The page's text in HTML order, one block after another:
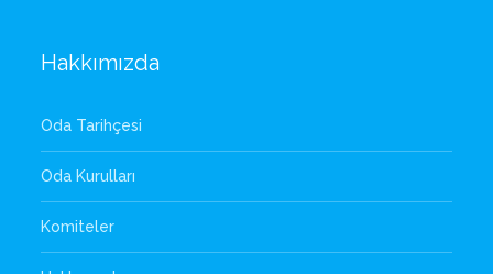
Hakkımızda
Oda Tarihçesi
Oda Kurulları
Komiteler